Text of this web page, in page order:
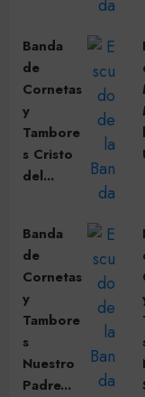
Banda
de
Cornetas
y
Tambore
s Cristo
del...
Banda
de
Cornetas
y
Tambore
s
Nuestro
Padre...